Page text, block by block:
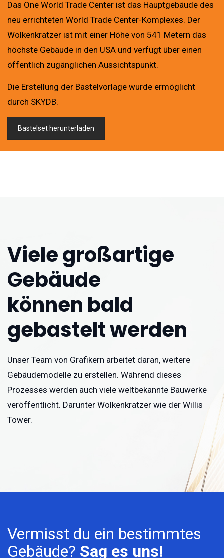
Das One World Trade Center ist das Hauptgebäude des
neu errichteten World Trade Center-Komplexes. Der
Wolkenkratzer ist mit einer Höhe von 541 Metern das
höchste Gebäude in den USA und verfügt über einen
öffentlich zugänglichen Aussichtspunkt.
Die Erstellung der Bastelvorlage wurde ermöglicht
durch SKYDB.
Bastelset herunterladen
Viele großartige
Gebäude
können bald
gebastelt werden
Unser Team von Grafikern arbeitet daran, weitere
Gebäudemodelle zu erstellen. Während dieses
Prozesses werden auch viele weltbekannte Bauwerke
veröffentlicht. Darunter Wolkenkratzer wie der Willis
Tower.
Vermisst du ein bestimmtes
Gebäude? Sag es uns!